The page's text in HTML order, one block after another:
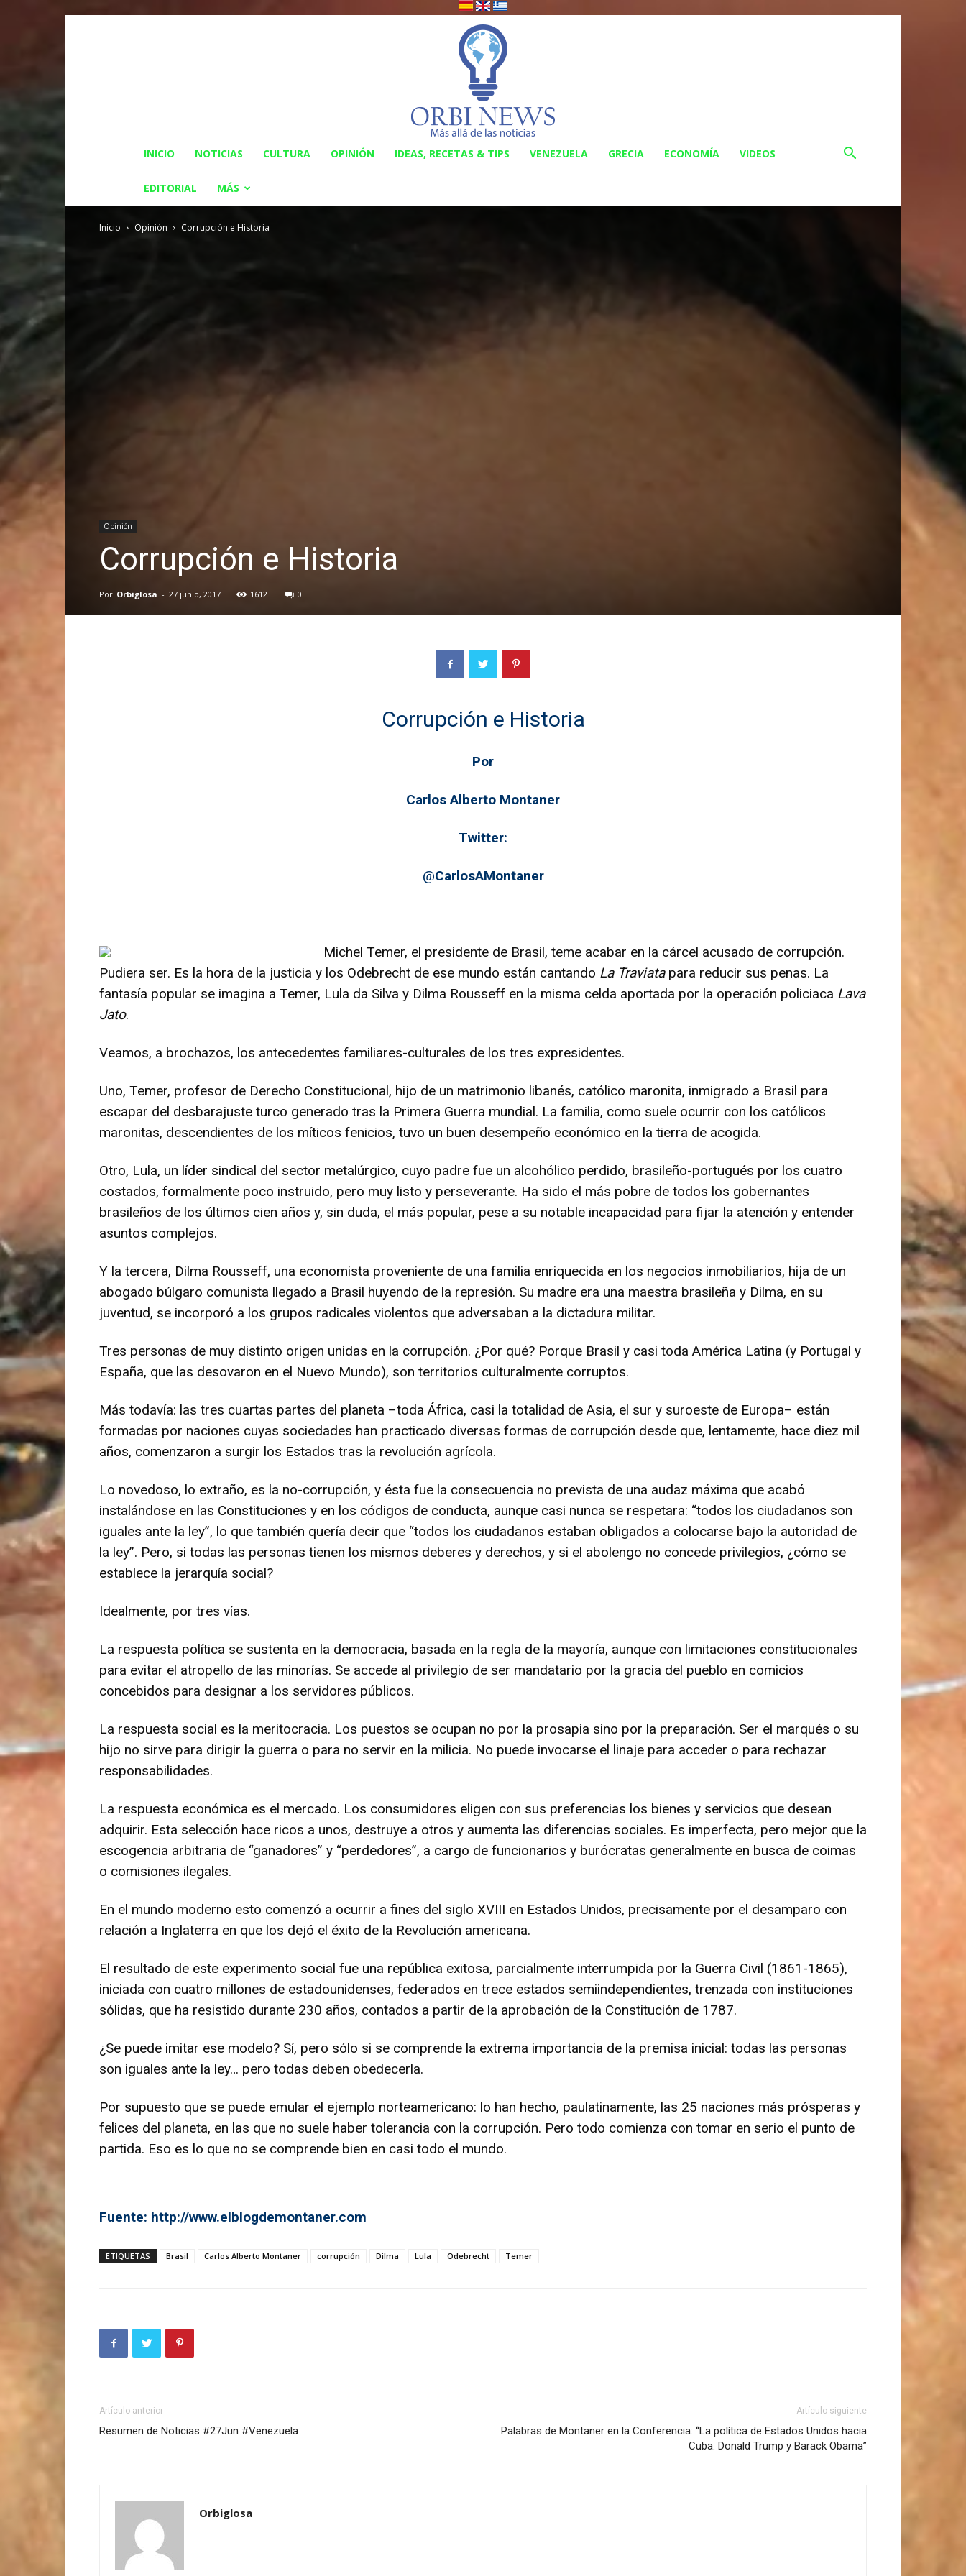
INICIO NOTICIAS CULTURA OPINIÓN IDEAS, RECETAS & TIPS VENEZUELA GRECIA ECONOMÍA VIDEOS
EDITORIAL MÁS
Inicio Opinión Corrupción e Historia
Opinión
Corrupción e Historia
Por Orbiglosa - 27 junio, 2017 1612 0
Corrupción e Historia
Por
Carlos Alberto Montaner
Twitter:
@CarlosAMontaner
Michel Temer, el presidente de Brasil, teme acabar en la cárcel acusado de corrupción.
Pudiera ser. Es la hora de la justicia y los Odebrecht de ese mundo están cantando La Traviatapara reducir sus penas. La
fantasía popular se imagina a Temer, Lula da Silva y Dilma Rousseff en la misma celda aportada por la operación policiaca Lava
Jato.
Veamos, a brochazos, los antecedentes familiares-culturales de los tres expresidentes.
Uno, Temer, profesor de Derecho Constitucional, hijo de un matrimonio libanés, católico maronita, inmigrado a Brasil para
escapar del desbarajuste turco generado tras la Primera Guerra mundial. La familia, como suele ocurrir con los católicos
maronitas, descendientes de los míticos fenicios, tuvo un buen desempeño económico en la tierra de acogida.
Otro, Lula, un líder sindical del sector metalúrgico, cuyo padre fue un alcohólico perdido, brasileño-portugués por los cuatro
costados, formalmente poco instruido, pero muy listo y perseverante. Ha sido el más pobre de todos los gobernantes
brasileños de los últimos cien años y, sin duda, el más popular, pese a su notable incapacidad para fijar la atención y entender
asuntos complejos.
Y la tercera, Dilma Rousseff, una economista proveniente de una familia enriquecida en los negocios inmobiliarios, hija de un
abogado búlgaro comunista llegado a Brasil huyendo de la represión. Su madre era una maestra brasileña y Dilma, en su
juventud, se incorporó a los grupos radicales violentos que adversaban a la dictadura militar.
Tres personas de muy distinto origen unidas en la corrupción. ¿Por qué? Porque Brasil y casi toda América Latina (y Portugal y
España, que las desovaron en el Nuevo Mundo), son territorios culturalmente corruptos.
Más todavía: las tres cuartas partes del planeta –toda África, casi la totalidad de Asia, el sur y suroeste de Europa– están
formadas por naciones cuyas sociedades han practicado diversas formas de corrupción desde que, lentamente, hace diez mil
años, comenzaron a surgir los Estados tras la revolución agrícola.
Lo novedoso, lo extraño, es la no-corrupción, y ésta fue la consecuencia no prevista de una audaz máxima que acabó
instalándose en las Constituciones y en los códigos de conducta, aunque casi nunca se respetara: “todos los ciudadanos son
iguales ante la ley”, lo que también quería decir que “todos los ciudadanos estaban obligados a colocarse bajo la autoridad de
la ley”. Pero, si todas las personas tienen los mismos deberes y derechos, y si el abolengo no concede privilegios, ¿cómo se
establece la jerarquía social?
Idealmente, por tres vías.
La respuesta política se sustenta en la democracia, basada en la regla de la mayoría, aunque con limitaciones constitucionales
para evitar el atropello de las minorías. Se accede al privilegio de ser mandatario por la gracia del pueblo en comicios
concebidos para designar a los servidores públicos.
La respuesta social es la meritocracia. Los puestos se ocupan no por la prosapia sino por la preparación. Ser el marqués o su
hijo no sirve para dirigir la guerra o para no servir en la milicia. No puede invocarse el linaje para acceder o para rechazar
responsabilidades.
La respuesta económica es el mercado. Los consumidores eligen con sus preferencias los bienes y servicios que desean
adquirir. Esta selección hace ricos a unos, destruye a otros y aumenta las diferencias sociales. Es imperfecta, pero mejor que la
escogencia arbitraria de “ganadores” y “perdedores”, a cargo de funcionarios y burócratas generalmente en busca de coimas
o comisiones ilegales.
En el mundo moderno esto comenzó a ocurrir a fines del siglo XVIII en Estados Unidos, precisamente por el desamparo con
relación a Inglaterra en que los dejó el éxito de la Revolución americana.
El resultado de este experimento social fue una república exitosa, parcialmente interrumpida por la Guerra Civil (1861-1865),
iniciada con cuatro millones de estadounidenses, federados en trece estados semiindependientes, trenzada con instituciones
sólidas, que ha resistido durante 230 años, contados a partir de la aprobación de la Constitución de 1787.
¿Se puede imitar ese modelo? Sí, pero sólo si se comprende la extrema importancia de la premisa inicial: todas las personas
son iguales ante la ley… pero todas deben obedecerla.
Por supuesto que se puede emular el ejemplo norteamericano: lo han hecho, paulatinamente, las 25 naciones más prósperas y
felices del planeta, en las que no suele haber tolerancia con la corrupción. Pero todo comienza con tomar en serio el punto de
partida. Eso es lo que no se comprende bien en casi todo el mundo.
Fuente: http://www.elblogdemontaner.com
ETIQUETAS Brasil Carlos Alberto Montaner corrupción Dilma Lula Odebrecht Temer
Artículo anterior
Resumen de Noticias #27Jun #Venezuela
Artículo siguiente
Palabras de Montaner en la Conferencia: “La política de Estados Unidos hacia
Cuba: Donald Trump y Barack Obama”
Orbiglosa